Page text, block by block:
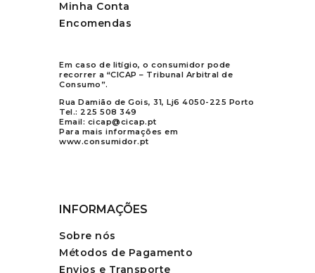
Minha Conta
Encomendas
Em caso de litígio, o consumidor pode
recorrer a “CICAP – Tribunal Arbitral de
Consumo”.
Rua Damião de Gois, 31, Lj6 4050-225 Porto
Tel.: 225 508 349
Email: cicap@cicap.pt
Para mais informações em
www.consumidor.pt
INFORMAÇÕES
Sobre nós
Métodos de Pagamento
Envios e Transporte